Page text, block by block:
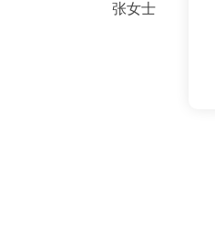
张女士